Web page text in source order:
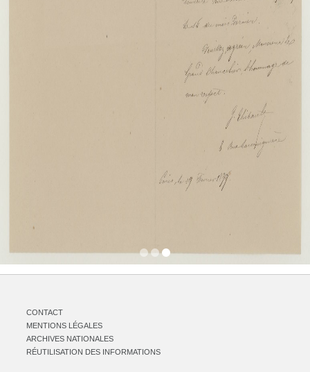
CONTACT
MENTIONS LÉGALES
ARCHIVES NATIONALES
RÉUTILISATION DES INFORMATIONS